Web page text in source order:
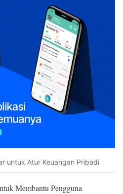
untuk Atur Keuangan Pribadi
Membantu Pengguna